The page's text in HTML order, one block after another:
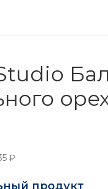
₽
продукт